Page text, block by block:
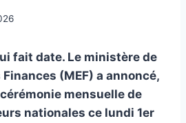
fait date. Le ministère de
Finances (MEF) a annoncé,
mensuelle de
nationales ce lundi 1er